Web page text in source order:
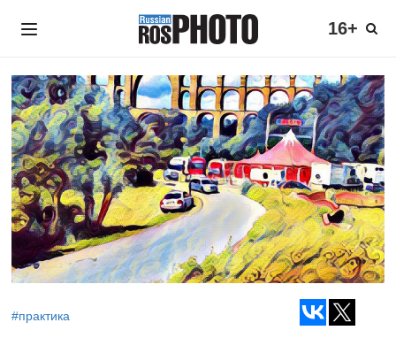
16+
#практика